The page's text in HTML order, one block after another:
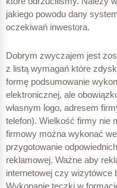
jakiego powodu dany
oczekiwań inwestora.
Dobrym zwyczajem jest
z listą wymagań które
formę podsumowanie
elektronicznej, ale
własnym logo, adresem
telefon). Wielkość firmy nie
firmowy można wykonać
przygotowanie
reklamowej. Ważne aby
internetowej czy wizytówce